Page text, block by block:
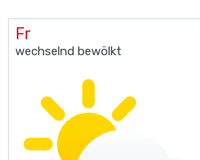
Fr
wechselnd bewölkt